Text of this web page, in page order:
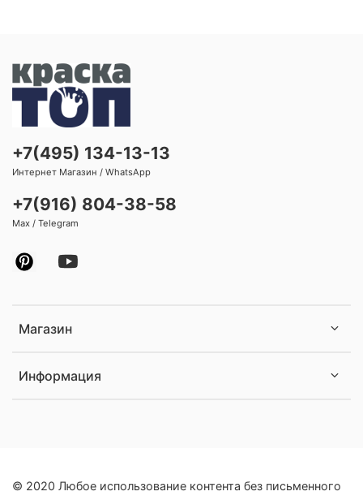
Магазин
Информация
+7(495) 134-13-13
Интернет Магазин / WhatsApp
+7(916) 804-38-58
Max / Telegram
© 2020 Любое использование контента без письменного